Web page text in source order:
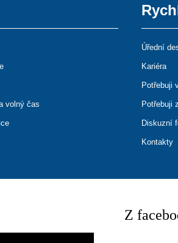
volný čas
Úřední
Kariéra
Potřebuji
Potřebuji
Diskuzní
Kontakty
Z